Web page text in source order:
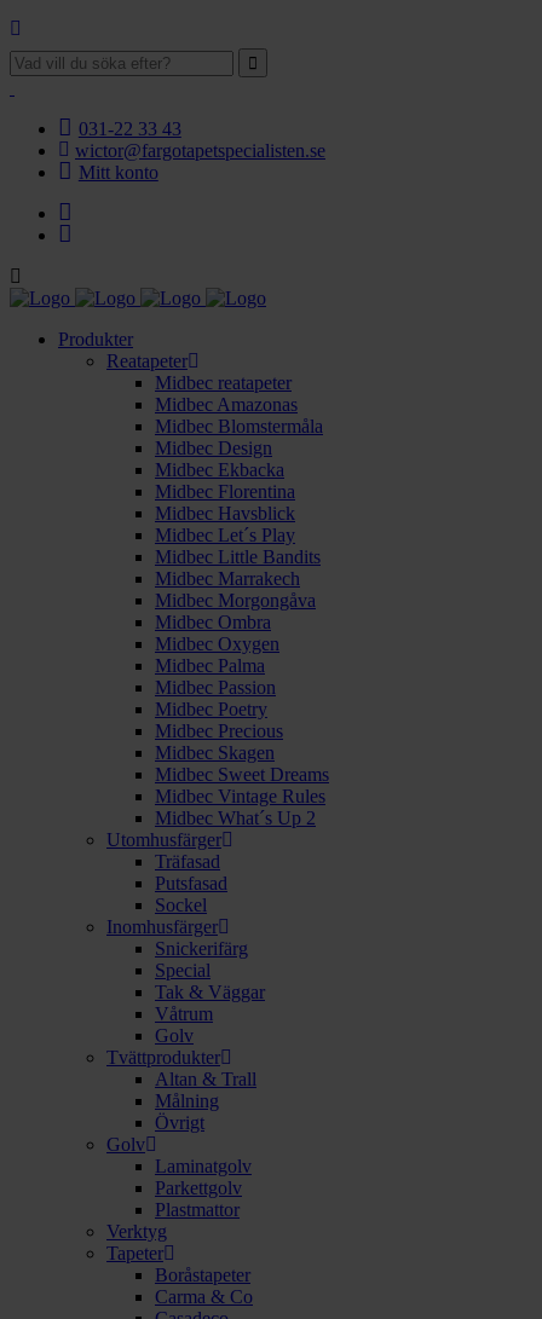
031-22 33 43
wictor@fargotapetspecialisten.se
Mitt konto
Produkter
Reatapeter
Midbec reatapeter
Midbec Amazonas
Midbec Blomstermåla
Midbec Design
Midbec Ekbacka
Midbec Florentina
Midbec Havsblick
Midbec Let´s Play
Midbec Little Bandits
Midbec Marrakech
Midbec Morgongåva
Midbec Ombra
Midbec Oxygen
Midbec Palma
Midbec Passion
Midbec Poetry
Midbec Precious
Midbec Skagen
Midbec Sweet Dreams
Midbec Vintage Rules
Midbec What´s Up 2
Utomhusfärger
Träfasad
Putsfasad
Sockel
Inomhusfärger
Snickerifärg
Special
Tak & Väggar
Våtrum
Golv
Tvättprodukter
Altan & Trall
Målning
Övrigt
Golv
Laminatgolv
Parkettgolv
Plastmattor
Verktyg
Tapeter
Boråstapeter
Carma & Co